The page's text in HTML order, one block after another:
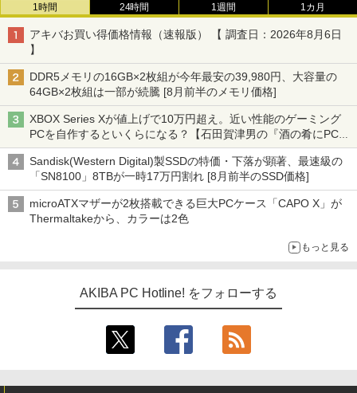
1時間 24時間 1週間 1カ月
アキバお買い得価格情報（速報版） 【 調査日：2026年8月6日
】
DDR5メモリの16GB×2枚組が今年最安の39,980円、大容量の
64GB×2枚組は一部が続騰 [8月前半のメモリ価格]
XBOX Series Xが値上げで10万円超え。近い性能のゲーミング
PCを自作するといくらになる？【石田賀津男の『酒の肴にPCゲ
ーム』】
Sandisk(Western Digital)製SSDの特価・下落が顕著、最速級の
「SN8100」8TBが一時17万円割れ [8月前半のSSD価格]
microATXマザーが2枚搭載できる巨大PCケース「CAPO X」が
Thermaltakeから、カラーは2色
もっと見る
AKIBA PC Hotline! をフォローする